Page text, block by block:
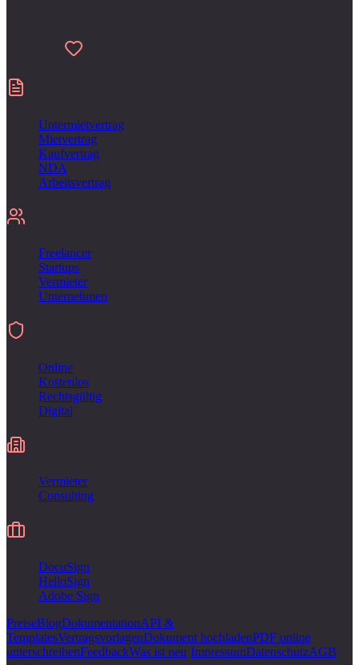
Untermietvertrag
Mietvertrag
Kaufvertrag
NDA
Arbeitsvertrag
Freelancer
Startups
Vermieter
Unternehmen
Online
Kostenlos
Rechtsgültig
Digital
Vermieter
Consulting
DocuSign
HelloSign
Adobe Sign
PreiseBlogDokumentationAPI &
TemplatesVertragsvorlagenDokument hochladenPDF online
unterschreibenFeedbackWas ist neu ImpressumDatenschutzAGB